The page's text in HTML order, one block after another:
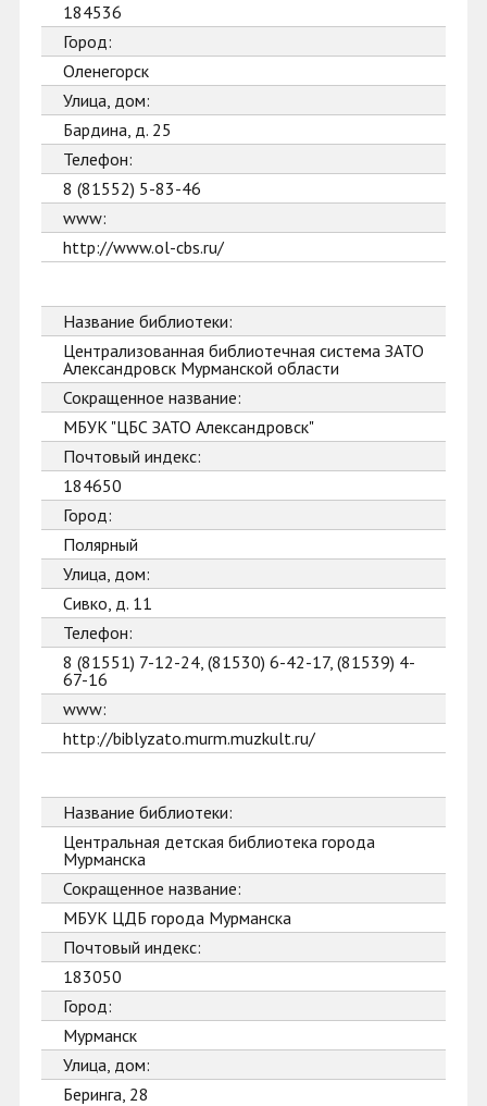
184536
Город:
Оленегорск
Улица, дом:
Бардина, д. 25
Телефон:
8 (81552) 5-83-46
www:
http://www.ol-cbs.ru/
Название библиотеки:
Централизованная библиотечная система ЗАТО
Александровск Мурманской области
Сокращенное название:
МБУК "ЦБС ЗАТО Александровск"
Почтовый индекс:
184650
Город:
Полярный
Улица, дом:
Сивко, д. 11
Телефон:
8 (81551) 7-12-24, (81530) 6-42-17, (81539) 4-
67-16
www:
http://biblyzato.murm.muzkult.ru/
Название библиотеки:
Центральная детская библиотека города
Мурманска
Сокращенное название:
МБУК ЦДБ города Мурманска
Почтовый индекс:
183050
Город:
Мурманск
Улица, дом:
Беринга, 28